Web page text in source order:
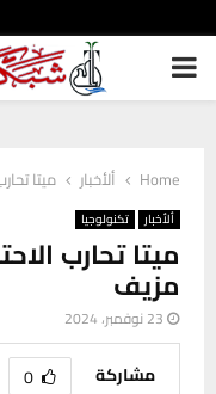
PRIMARY
Home ألأخبار ميتا
ألأخبار تكنولوجيا
ميتا تحارب
مزيف
23 نوفمبر، 2024
مشاركة 0